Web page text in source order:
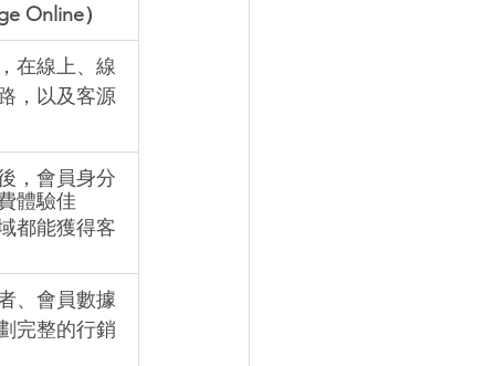
Online）
在線上、線
，以及客源
，會員身分
體驗佳
都能獲得客
、會員數據
完整的行銷